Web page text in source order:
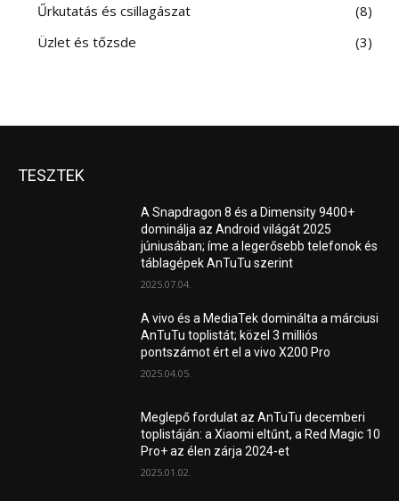
Űrkutatás és csillagászat
8
Üzlet és tőzsde
3
TESZTEK
A Snapdragon 8 és a Dimensity 9400+
dominálja az Android világát 2025
júniusában; íme a legerősebb telefonok és
táblagépek AnTuTu szerint
2025.07.04.
A vivo és a MediaTek dominálta a márciusi
AnTuTu toplistát; közel 3 milliós
pontszámot ért el a vivo X200 Pro
2025.04.05.
Meglepő fordulat az AnTuTu decemberi
toplistáján: a Xiaomi eltűnt, a Red Magic 10
Pro+ az élen zárja 2024-et
2025.01.02.